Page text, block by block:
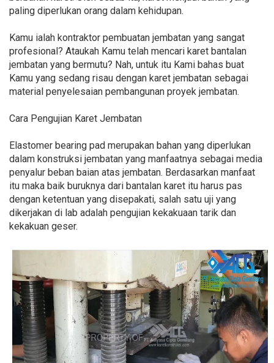
paling diperlukan orang dalam kehidupan.
Kamu ialah kontraktor pembuatan jembatan yang sangat
profesional? Ataukah Kamu telah mencari karet bantalan
jembatan yang bermutu? Nah, untuk itu Kami bahas buat
Kamu yang sedang risau dengan karet jembatan sebagai
material penyelesaian pembangunan proyek jembatan.
Cara Pengujian Karet Jembatan
Elastomer bearing pad merupakan bahan yang diperlukan
dalam konstruksi jembatan yang manfaatnya sebagai media
penyalur beban baian atas jembatan. Berdasarkan manfaat
itu maka baik buruknya dari bantalan karet itu harus pas
dengan ketentuan yang disepakati, salah satu uji yang
dikerjakan di lab adalah pengujian kekakuaan tarik dan
kekakuan geser.